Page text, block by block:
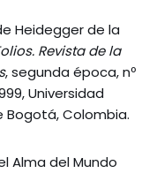
Heidegger de la
Revista de la
, segunda época, nº
Universidad
Bogotá, Colombia.
Alma del Mundo